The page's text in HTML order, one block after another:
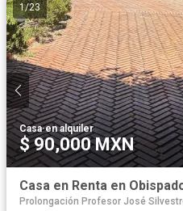
1/23
Casa·en alquiler
$ 90,000 MXN
Casa en Renta en
Prolongación Profesor José